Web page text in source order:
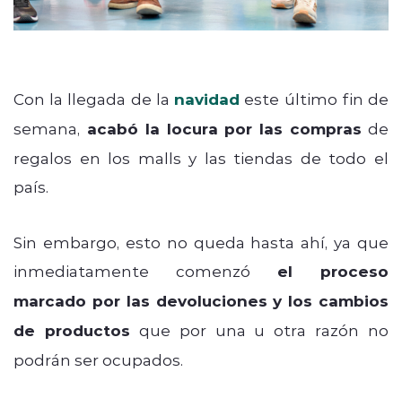
Con la llegada de la navidad este último fin de
semana, acabó la locura por las compras de
regalos en los malls y las tiendas de todo el
país.
Sin embargo, esto no queda hasta ahí, ya que
inmediatamente comenzó el proceso
marcado por las devoluciones y los cambios
de productos que por una u otra razón no
podrán ser ocupados.